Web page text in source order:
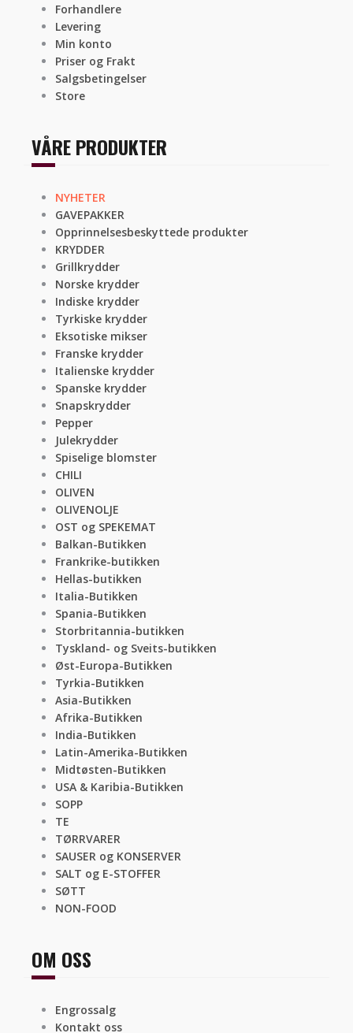
Forhandlere
Levering
Min konto
Priser og Frakt
Salgsbetingelser
Store
VÅRE PRODUKTER
NYHETER
GAVEPAKKER
Opprinnelsesbeskyttede produkter
KRYDDER
Grillkrydder
Norske krydder
Indiske krydder
Tyrkiske krydder
Eksotiske mikser
Franske krydder
Italienske krydder
Spanske krydder
Snapskrydder
Pepper
Julekrydder
Spiselige blomster
CHILI
OLIVEN
OLIVENOLJE
OST og SPEKEMAT
Balkan-Butikken
Frankrike-butikken
Hellas-butikken
Italia-Butikken
Spania-Butikken
Storbritannia-butikken
Tyskland- og Sveits-butikken
Øst-Europa-Butikken
Tyrkia-Butikken
Asia-Butikken
Afrika-Butikken
India-Butikken
Latin-Amerika-Butikken
Midtøsten-Butikken
USA & Karibia-Butikken
SOPP
TE
TØRRVARER
SAUSER og KONSERVER
SALT og E-STOFFER
SØTT
NON-FOOD
OM OSS
Engrossalg
Kontakt oss